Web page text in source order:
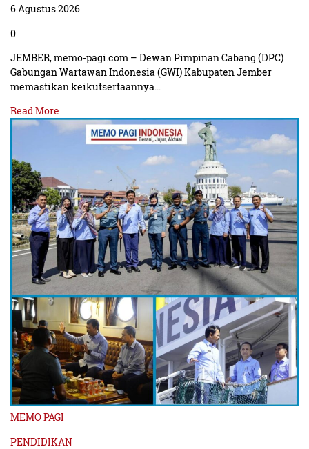
6 Agustus 2026
0
JEMBER, memo-pagi.com – Dewan Pimpinan Cabang (DPC)
Gabungan Wartawan Indonesia (GWI) Kabupaten Jember
memastikan keikutsertaannya…
Read More
MEMO PAGI
PENDIDIKAN